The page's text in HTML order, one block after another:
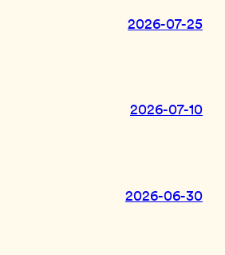
2026-07-25
2026-07-10
2026-06-30